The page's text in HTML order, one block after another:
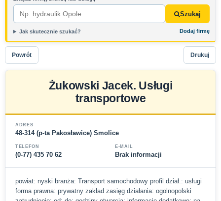
Szukaj
Jak skutecznie szukać? Dodaj firmę
Powrót Drukuj
Żukowski Jacek. Usługi
transportowe
ADRES
48-314 (p-ta Pakosławice) Smolice
TELEFON
(0-77) 435 70 62
E-MAIL
Brak informacji
powiat: nyski branża: Transport samochodowy profil dział.: usługi
forma prawna: prywatny zakład zasięg działania: ogolnopolski